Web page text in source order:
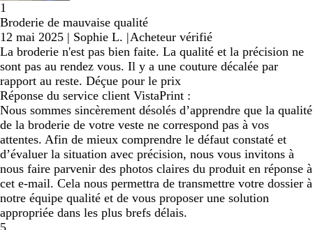
1
Broderie de mauvaise qualité
12 mai 2025 | Sophie L. |Acheteur vérifié
La broderie n'est pas bien faite. La qualité et la précision ne
sont pas au rendez vous. Il y a une couture décalée par
rapport au reste. Déçue pour le prix
Réponse du service client VistaPrint :
Nous sommes sincèrement désolés d’apprendre que la qualité
de la broderie de votre veste ne correspond pas à vos
attentes. Afin de mieux comprendre le défaut constaté et
d’évaluer la situation avec précision, nous vous invitons à
nous faire parvenir des photos claires du produit en réponse à
cet e-mail. Cela nous permettra de transmettre votre dossier à
notre équipe qualité et de vous proposer une solution
appropriée dans les plus brefs délais.